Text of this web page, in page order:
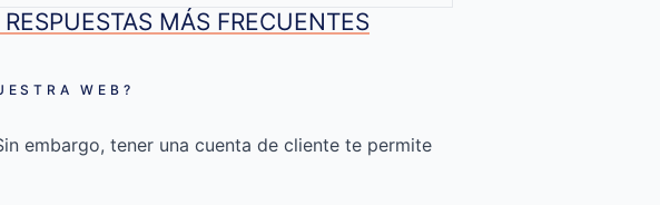
MÁS FRECUENTES
WEB?
embargo, tener una cuenta de cliente te permite